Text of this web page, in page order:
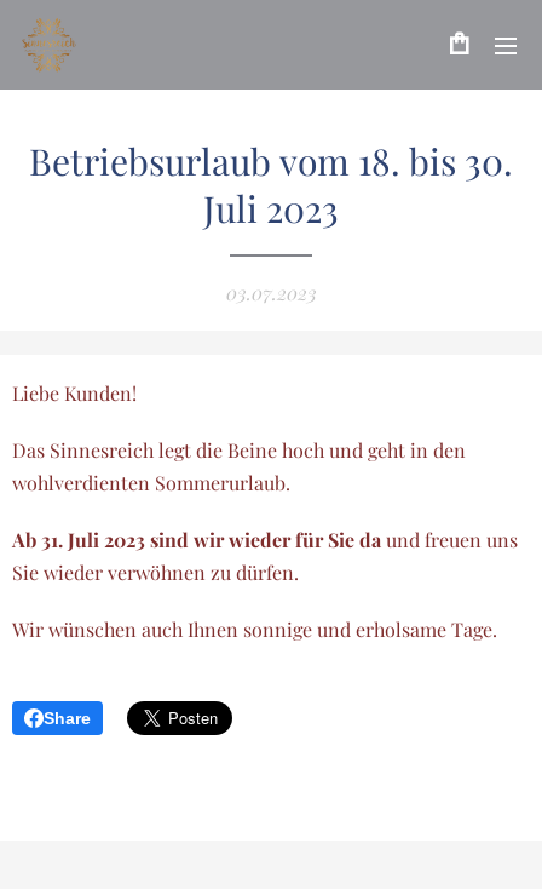
Betriebsurlaub vom 18. bis 30.
Juli 2023
03.07.2023
Liebe Kunden!
Das Sinnesreich legt die Beine hoch und geht in den
wohlverdienten Sommerurlaub.
Ab 31. Juli 2023 sind wir wieder für Sie da und freuen uns
Sie wieder verwöhnen zu dürfen.
Wir wünschen auch Ihnen sonnige und erholsame Tage.
Share